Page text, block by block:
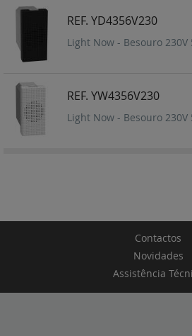
REF. YD4356V230
Light Now - Besouro
REF. YW4356V230
Light Now - Besouro
Contactos
Novidades
Assistência